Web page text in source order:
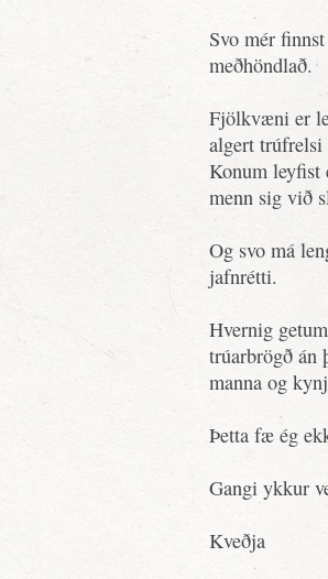
Svo mér
meðhöndlað.
Fjölkvæni er
algert
Konum leyfist
menn sig við
Og svo má
jafnrétti.
Hvernig
trúarbrögð án
manna og
Þetta fæ ég
Gangi ykkur
Kveðja